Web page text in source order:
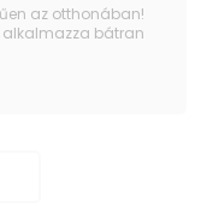
az otthonában!
alkalmazza bátran